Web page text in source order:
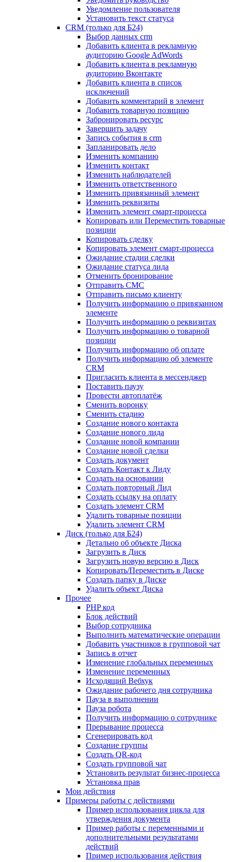
Уведомление пользователя
Установить текст статуса
CRM (только для Б24)
Выбор данных crm
Добавить клиента в рекламную
аудиторию Google AdWords
Добавить клиента в рекламную
аудиторию Вконтакте
Добавить клиента в список
исключений
Добавить комментарий в элемент
Добавить товарную позицию
Забронировать ресурс
Завершить задачу
Запись события в crm
Запланировать дело
Изменить компанию
Изменить контакт
Изменить наблюдателей
Изменить ответственного
Изменить привязанный элемент
Изменить реквизиты
Изменить элемент смарт-процесса
Копировать или Переместить товарные
позиции
Копировать сделку
Копировать элемент смарт-процесса
Ожидание стадии сделки
Ожидание статуса лида
Отменить бронирование
Отправить СМС
Отправить письмо клиенту
Получить информацию о привязанном
элементе
Получить информацию о реквизитах
Получить информацию о товарной
позиции
Получить информацию об оплате
Получить информацию об элементе
CRM
Пригласить клиента в мессенджер
Поставить паузу
Провести автоплатёж
Сменить воронку
Сменить стадию
Создание нового контакта
Создание нового лида
Создание новой компании
Создание новой сделки
Создать документ
Создать Контакт к Лиду
Создать на основании
Создать повторный Лид
Создать ссылку на оплату
Создать элемент CRM
Удалить товарные позиции
Удалить элемент CRM
Диск (только для Б24)
Детально об объекте Диска
Загрузить в Диск
Загрузить новую версию в Диск
Копировать/Переместить в Диске
Создать папку в Диске
Удалить объект Диска
Прочее
PHP код
Блок действий
Выбор сотрудника
Выполнить математические операции
Добавить участников в групповой чат
Запись в отчет
Изменение глобальных переменных
Изменение переменных
Исходящий Вебхук
Ожидание рабочего дня сотрудника
Пауза в выполнении
Пауза робота
Получить информацию о сотруднике
Прерывание процесса
Сгенерировать код
Создание группы
Создать QR-код
Создать групповой чат
Установить результат бизнес-процесса
Установка прав
Мои действия
Примеры работы с действиями
Пример использования цикла для
утверждения документа
Пример работы с переменными и
дополнительными результатами
действий
Пример использования действия